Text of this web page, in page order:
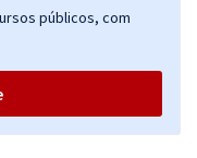
(Pós-edital)
públicos, com